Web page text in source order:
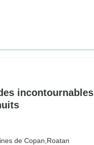
incontournables
de Copan, Roatan